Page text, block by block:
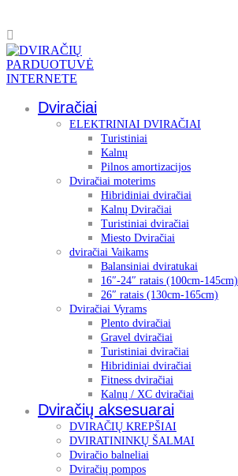
Dviračiai
ELEKTRINIAI DVIRAČIAI
Turistiniai
Kalnų
Pilnos amortizacijos
Dviračiai moterims
Hibridiniai dviračiai
Kalnų Dviračiai
Turistiniai dviračiai
Miesto Dviračiai
dviračiai Vaikams
Balansiniai dviratukai
16″-24″ ratais (100cm-145cm)
26″ ratais (130cm-165cm)
Dviračiai Vyrams
Plento dviračiai
Gravel dviračiai
Turistiniai dviračiai
Hibridiniai dviračiai
Fitness dviračiai
Kalnų / XC dviračiai
Dviračių aksesuarai
DVIRAČIŲ KREPŠIAI
DVIRATININKŲ ŠALMAI
Dviračio balneliai
Dviračių pompos